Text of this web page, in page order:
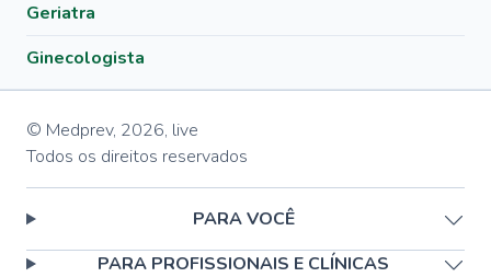
Geriatra
Ginecologista
© Medprev, 2026, live
Todos os direitos reservados
PARA VOCÊ
PARA PROFISSIONAIS E CLÍNICAS